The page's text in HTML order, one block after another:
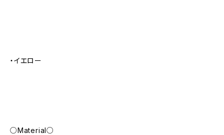
・イエロー
○Material○